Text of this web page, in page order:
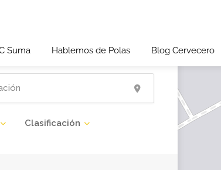
Suma Hablemos de Polas Blog Cervecero
Clasificación